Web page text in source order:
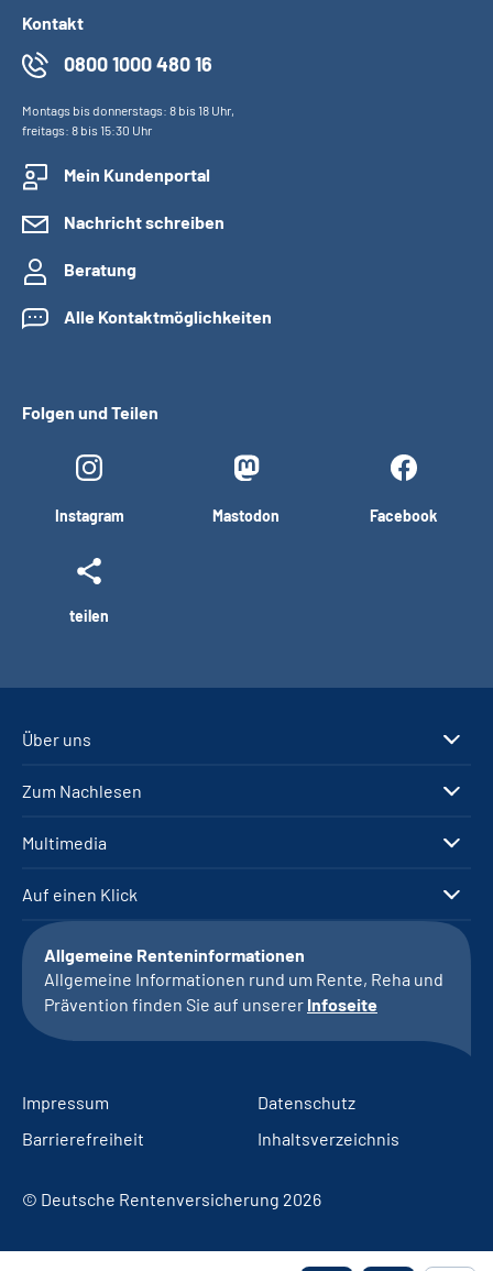
Kontakt
0800 1000 480 16
Montags bis donnerstags: 8 bis 18 Uhr,
freitags: 8 bis 15:30 Uhr
Mein Kundenportal
Nachricht schreiben
Beratung
Alle Kontaktmöglichkeiten
Folgen und Teilen
Instagram Mastodon Facebook
teilen
Über uns
Zum Nachlesen
Multimedia
Auf einen Klick
Allgemeine Renteninformationen
Allgemeine Informationen rund um Rente, Reha und
Prävention finden Sie auf unserer Infoseite
Impressum
Datenschutz
Barrierefreiheit
Inhaltsverzeichnis
© Deutsche Rentenversicherung 2026